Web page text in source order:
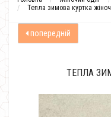
Тепла зимова куртка
попередній
ТЕПЛА